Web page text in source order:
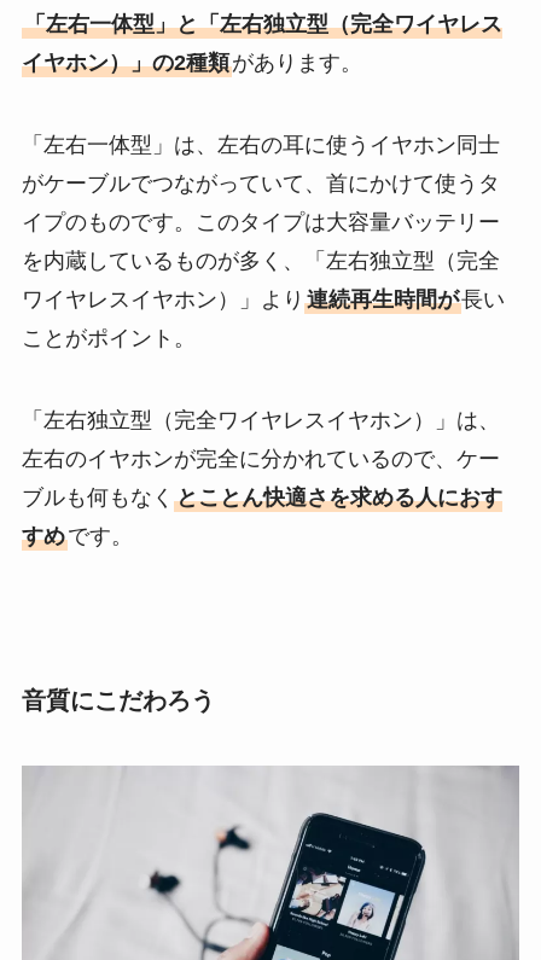
「左右一体型」と「左右独立型（完全ワイヤレス
イヤホン）」の2種類があります。
「左右一体型」は、左右の耳に使うイヤホン同士
がケーブルでつながっていて、首にかけて使うタ
イプのものです。このタイプは大容量バッテリー
を内蔵しているものが多く、「左右独立型（完全
ワイヤレスイヤホン）」より 連続再生時間が長い
ことがポイント。
「左右独立型（完全ワイヤレスイヤホン）」は、
左右のイヤホンが完全に分かれているので、ケー
ブルも何もなく とことん快適さを求める人におす
すめです。
音質にこだわろう